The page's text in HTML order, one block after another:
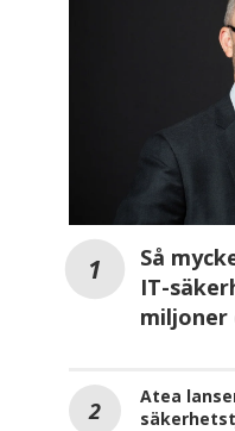
Så
IT-
miljoner
Atea